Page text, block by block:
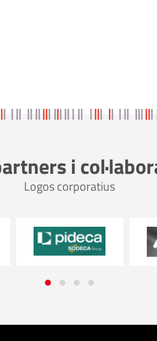
i
Logos corporatius